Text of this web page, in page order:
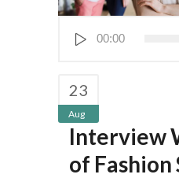
Player
00:00
23
Aug
Interview
of